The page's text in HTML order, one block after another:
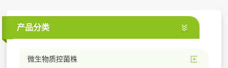
产品分类
微生物质控菌株